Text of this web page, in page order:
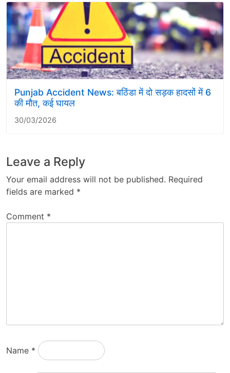
Punjab Accident News: बठिंडा में दो सड़क हादसों में 6
की मौत, कई घायल
30/03/2026
Leave a Reply
Your email address will not be published. Required
fields are marked *
Comment *
Name *